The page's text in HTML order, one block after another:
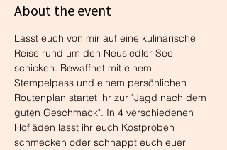
About the event
Lasst euch von mir auf eine kulinarische
Reise rund um den Neusiedler See
schicken. Bewaffnet mit einem
Stempelpass und einem persönlichen
Routenplan startet ihr zur "Jagd nach dem
guten Geschmack". In 4 verschiedenen
Hofläden lasst ihr euch Kostproben
schmecken oder schnappt euch euer